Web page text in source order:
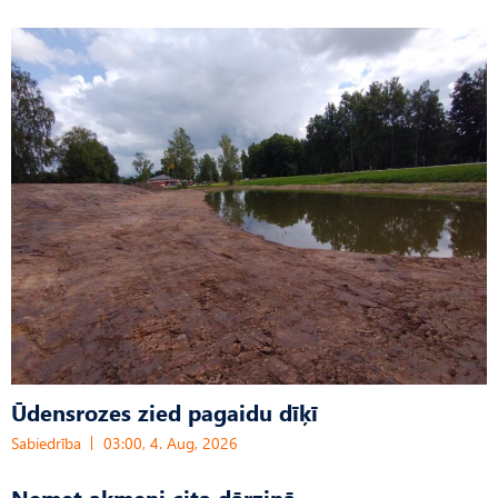
Ūdensrozes zied pagaidu dīķī
Sabiedrība 03:00, 4. Aug, 2026